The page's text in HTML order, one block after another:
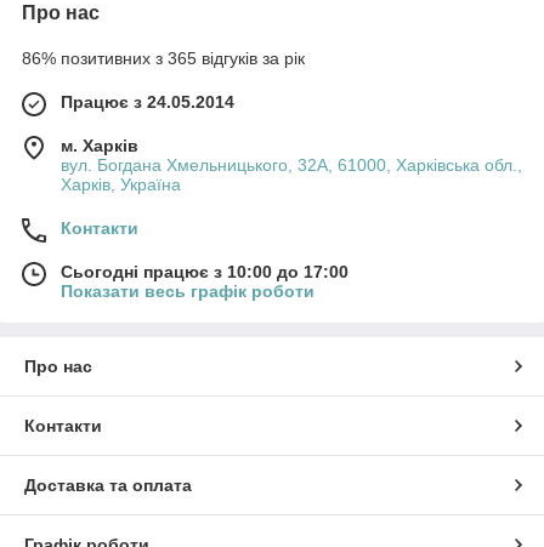
Про нас
86% позитивних з 365 відгуків за рік
Працює з 24.05.2014
м. Харків
вул. Богдана Хмельницького, 32А, 61000, Харківська обл.,
Харків, Україна
Контакти
Сьогодні працює з 10:00 до 17:00
Показати весь графік роботи
Про нас
Контакти
Доставка та оплата